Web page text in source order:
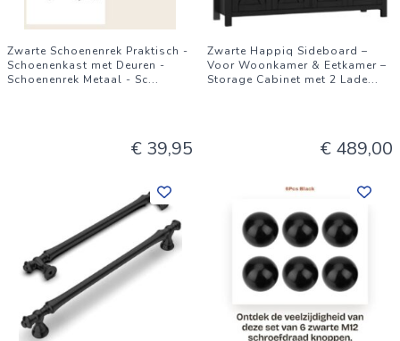
Zwarte Schoenenrek Praktisch -
Schoenenkast met Deuren -
Schoenenrek Metaal - Sc...
€ 39,95
Zwarte Happiq Sideboard –
Voor Woonkamer & Eetkamer –
Storage Cabinet met 2 Lade...
€ 489,00